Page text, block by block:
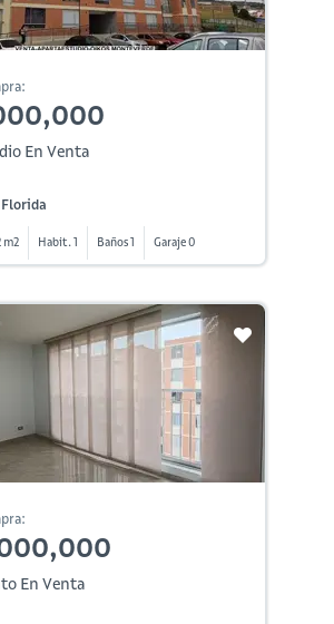
En Venta
m2 Habit. 1 Baños 1 Garaje 0
En Venta